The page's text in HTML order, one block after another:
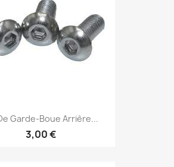
Garde-Boue Arrière...
3,00 €